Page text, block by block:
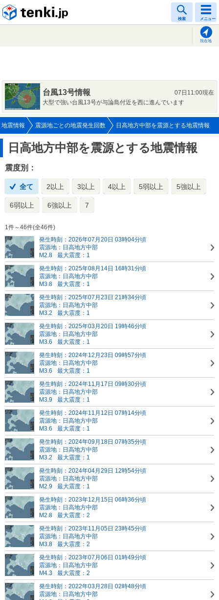
検索 メニュー
現在地
台風13号情報
07日11:00現在
大型で強い台風13号が与論島付近を西に進んでいます
地震情報 震源地ごとの地震発生回数 日高地方中部を震源とする地震情報
日高地方中部を震源とする地震情報
震度別：
全て 2以上 3以上 4以上 5弱以上 5強以上
6弱以上 6強以上 7
1件～46件(全46件)
発生時刻：2026年07月20日 03時04分頃
震源地：日高地方中部
M2.8
最大震度：1
発生時刻：2025年08月14日 16時31分頃
震源地：日高地方中部
M3.8
最大震度：1
発生時刻：2025年07月23日 21時34分頃
震源地：日高地方中部
M3.2
最大震度：1
発生時刻：2025年03月20日 19時46分頃
震源地：日高地方中部
M3.6
最大震度：1
発生時刻：2024年12月23日 09時57分頃
震源地：日高地方中部
M3.6
最大震度：1
発生時刻：2024年11月17日 09時30分頃
震源地：日高地方中部
M3.9
最大震度：1
発生時刻：2024年11月12日 07時14分頃
震源地：日高地方中部
M3.6
最大震度：1
発生時刻：2024年09月18日 07時35分頃
震源地：日高地方中部
M3.2
最大震度：1
発生時刻：2024年04月29日 12時54分頃
震源地：日高地方中部
M2.9
最大震度：1
発生時刻：2023年12月15日 06時36分頃
震源地：日高地方中部
M2.8
最大震度：2
発生時刻：2023年11月05日 23時45分頃
震源地：日高地方中部
M3.8
最大震度：2
発生時刻：2023年07月06日 01時49分頃
震源地：日高地方中部
M4.3
最大震度：2
発生時刻：2022年03月28日 02時48分頃
震源地：日高地方中部